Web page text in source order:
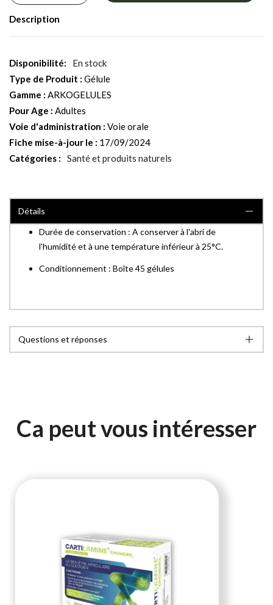
Description
En stock
Type de Produit : Gélule
Gamme : ARKOGELULES
Pour Age : Adultes
Voie d'administration : Voie orale
Fiche mise-à-jour le : 17/09/2024
Catégories :
Santé et produits naturels
Détails
Durée de conservation : A conserver à l'abri de
l'humidité et à une température inférieur à 25°C.
Conditionnement : Boîte 45 gélules
Questions et réponses
Ca peut vous intéresser